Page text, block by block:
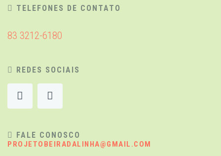
TELEFONES DE CONTATO
83 3212-6180
REDES SOCIAIS
FALE CONOSCO
PROJETOBEIRADALINHA@GMAIL.COM